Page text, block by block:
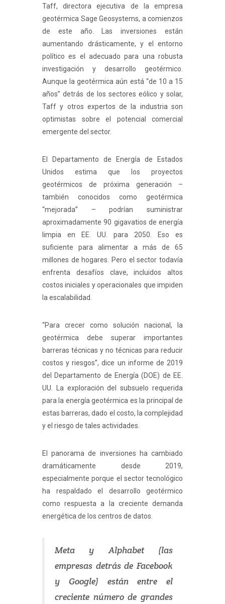
Taff, directora ejecutiva de la empresa
geotérmica Sage Geosystems, a comienzos
de este año. Las inversiones están
aumentando drásticamente, y el entorno
político es el adecuado para una robusta
investigación y desarrollo geotérmico.
Aunque la geotérmica aún está “de 10 a 15
años” detrás de los sectores eólico y solar,
Taff y otros expertos de la industria son
optimistas sobre el potencial comercial
emergente del sector.
El Departamento de Energía de Estados
Unidos estima que los proyectos
geotérmicos de próxima generación –
también conocidos como geotérmica
“mejorada” – podrían suministrar
aproximadamente 90 gigavatios de energía
limpia en EE. UU. para 2050. Eso es
suficiente para alimentar a más de 65
millones de hogares. Pero el sector todavía
enfrenta desafíos clave, incluidos altos
costos iniciales y operacionales que impiden
la escalabilidad.
“Para crecer como solución nacional, la
geotérmica debe superar importantes
barreras técnicas y no técnicas para reducir
costos y riesgos”, dice un informe de 2019
del Departamento de Energía (DOE) de EE.
UU. La exploración del subsuelo requerida
para la energía geotérmica es la principal de
estas barreras, dado el costo, la complejidad
y el riesgo de tales actividades.
El panorama de inversiones ha cambiado
dramáticamente desde 2019,
especialmente porque el sector tecnológico
ha respaldado el desarrollo geotérmico
como respuesta a la creciente demanda
energética de los centros de datos.
Meta y Alphabet (las
empresas detrás de Facebook
y Google) están entre el
creciente número de grandes